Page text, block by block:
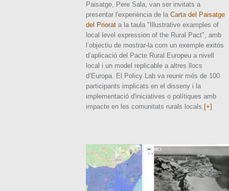
Paisatge, Pere Sala, van ser invitats a
presentar l'experiència de la Carta del Paisatge
del Priorata la taula "Illustrative examples of
local level expression of the Rural Pact", amb
l’objectiu de mostrar-la com un exemple exitós
d’aplicació del Pacte Rural Europeu a nivell
local i un model replicable a altres llocs
d’Europa. El Policy Lab va reunir més de 100
participants implicats en el disseny i la
implementació d'iniciatives o polítiques amb
impacte en les comunitats rurals locals. [+]